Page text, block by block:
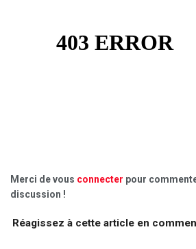
Merci de vous connecter pour
discussion !
Réagissez à cette article en